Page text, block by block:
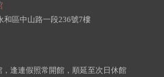
區中山路一段236號7樓
逢連假照常開館，順延至次日休館